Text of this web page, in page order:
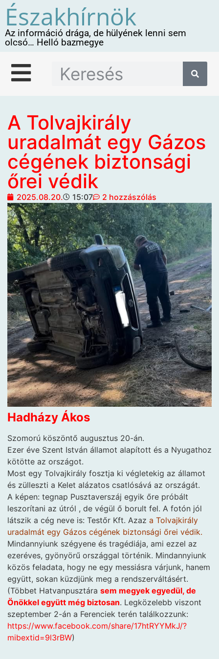
Északhírnök
Az információ drága, de hülyének lenni sem
olcsó… Helló bazmegye
A Tolvajkirály
uradalmát egy Gázos
cégének biztonsági
őrei védik
2025.08.20. 15:07 2 hozzászólás
Hadházy Ákos
Szomorú köszöntő augusztus 20-án.
Ezer éve Szent István államot alapított és a Nyugathoz
kötötte az országot.
Most egy Tolvajkirály fosztja ki végletekig az államot
és zülleszti a Kelet alázatos csatlósává az országát.
A képen: tegnap Pusztaverszáj egyik őre próbált
leszorítani az útról , de végül ő borult fel. A fotón jól
látszik a cég neve is: Testőr Kft. Azaz a Tolvajkirály
uradalmát egy Gázos cégének biztonsági őrei védik.
Mindannyiunk szégyene és tragédiája, ami ezzel az
ezeréves, gyönyörű országgal történik. Mindannyiunk
közös feladata, hogy ne egy messiásra várjunk, hanem
együtt, sokan küzdjünk meg a rendszerváltásért.
(Többet Hatvanpusztára sem megyek egyedül, de
Önökkel együtt még biztosan. Legközelebb viszont
szeptember 2-án a Ferenciek terén találkozzunk:
https://www.facebook.com/share/17htRYYMkJ/?
mibextid=9l3rBW)